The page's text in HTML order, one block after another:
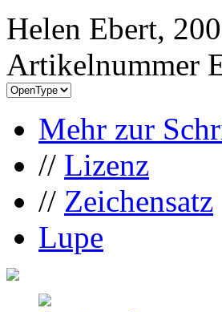
Helen Ebert,
Artikelnummer
Mehr zur
// Lizenz
// Zeichensatz
Lupe